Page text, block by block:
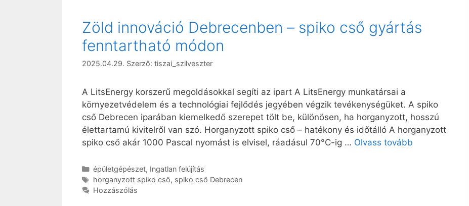
Zöld innováció Debrecenben – spiko cső gyártás
fenntartható módon
2025.04.29. Szerző: tiszai_szilveszter
A LitsEnergy korszerű megoldásokkal segíti az ipart A LitsEnergy munkatársai a
környezetvédelem és a technológiai fejlődés jegyében végzik tevékenységüket. A spiko
cső Debrecen iparában kiemelkedő szerepet tölt be, különösen, ha horganyzott, hosszú
élettartamú kivitelről van szó. Horganyzott spiko cső – hatékony és időtálló A horganyzott
spiko cső akár 1000 Pascal nyomást is elvisel, ráadásul 70°C-ig … Olvass tovább
Kategória
épületgépészet, Ingatlan felújítás
Címkék
horganyzott spiko cső, spiko cső Debrecen
Hozzászólás